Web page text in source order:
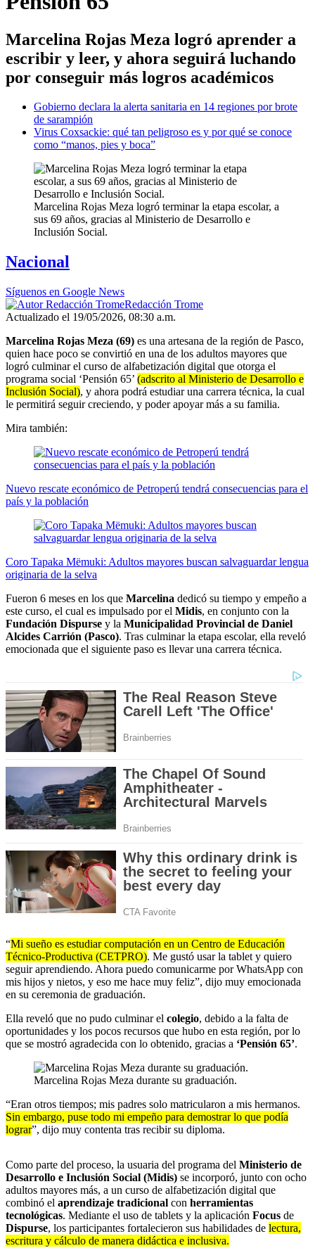
Marcelina Rojas Meza logró aprender a
escribir y leer, y ahora seguirá luchando
por conseguir más logros académicos
Gobierno declara la alerta sanitaria en 14 regiones por brote
de sarampión
Virus Coxsackie: qué tan peligroso es y por qué se conoce
como “manos, pies y boca”
Marcelina Rojas Meza logró terminar la etapa escolar, a
sus 69 años, gracias al Ministerio de Desarrollo e
Inclusión Social.
Nacional
Síguenos en Google News
Redacción Trome
Actualizado el 19/05/2026, 08:30 a.m.
Marcelina Rojas Meza (69) es una artesana de la región de Pasco,
quien hace poco se convirtió en una de los adultos mayores que
logró culminar el curso de alfabetización digital que otorga el
programa social ‘Pensión 65’ (adscrito al Ministerio de Desarrollo e
Inclusión Social), y ahora podrá estudiar una carrera técnica, la cual
le permitirá seguir creciendo, y poder apoyar más a su familia.
Mira también:
Nuevo rescate económico de Petroperú tendrá consecuencias para el
país y la población
Coro Tapaka Mëmuki: Adultos mayores buscan salvaguardar lengua
originaria de la selva
Fueron 6 meses en los que Marcelina dedicó su tiempo y empeño a
este curso, el cual es impulsado por el Midis, en conjunto con la
Fundación Dispurse y la Municipalidad Provincial de Daniel
Alcides Carrión (Pasco). Tras culminar la etapa escolar, ella reveló
emocionada que el siguiente paso es llevar una carrera técnica.
“Mi sueño es estudiar computación en un Centro de Educación
Técnico-Productiva (CETPRO). Me gustó usar la tablet y quiero
seguir aprendiendo. Ahora puedo comunicarme por WhatsApp con
mis hijos y nietos, y eso me hace muy feliz”, dijo muy emocionada
en su ceremonia de graduación.
Ella reveló que no pudo culminar el colegio, debido a la falta de
oportunidades y los pocos recursos que hubo en esta región, por lo
que se mostró agradecida con lo obtenido, gracias a ‘Pensión 65’.
Marcelina Rojas Meza durante su graduación.
“Eran otros tiempos; mis padres solo matricularon a mis hermanos.
Sin embargo, puse todo mi empeño para demostrar lo que podía
lograr”, dijo muy contenta tras recibir su diploma.
Como parte del proceso, la usuaria del programa del Ministerio de
Desarrollo e Inclusión Social (Midis) se incorporó, junto con ocho
adultos mayores más, a un curso de alfabetización digital que
combinó el aprendizaje tradicional con herramientas
tecnológicas. Mediante el uso de tablets y la aplicación Focus de
Dispurse, los participantes fortalecieron sus habilidades de lectura,
escritura y cálculo de manera didáctica e inclusiva.